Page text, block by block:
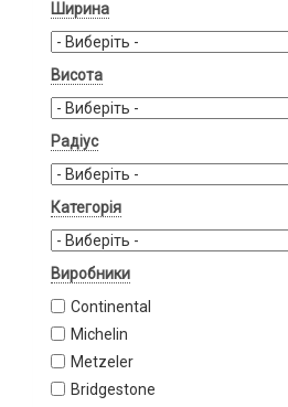
Ширина
Висота
Радіус
Категорія
Виробники
Continental
Michelin
Metzeler
Bridgestone